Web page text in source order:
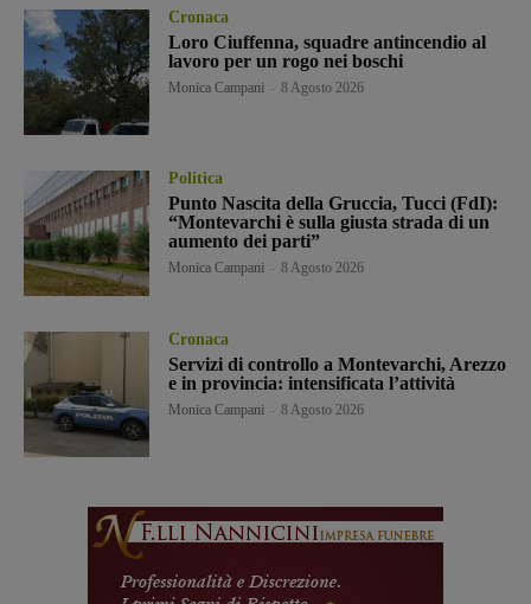
Cronaca
Loro Ciuffenna, squadre antincendio al
lavoro per un rogo nei boschi
Monica Campani 8 Agosto 2026
Politica
Punto Nascita della Gruccia, Tucci (FdI):
“Montevarchi è sulla giusta strada di un
aumento dei parti”
Monica Campani 8 Agosto 2026
Cronaca
Servizi di controllo a Montevarchi, Arezzo
e in provincia: intensificata l’attività
Monica Campani 8 Agosto 2026